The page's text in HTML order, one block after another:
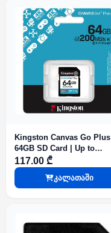
Kingston Canvas Go Plus
64GB SD Card | Up to
200MB/s | Class 10, UHS-I,
U3, V30 | SDG4/64GB
117.00 ₾
კალათაში